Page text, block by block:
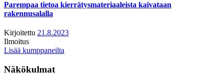
Parempaa tietoa kierrätysmateriaaleista kaivataan
rakennusalalla
Kirjoitettu 21.8.2023
Ilmoitus
Lisää kumppaneilta
Näkökulmat